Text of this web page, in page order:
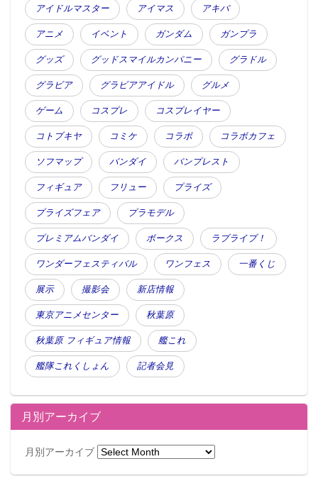
アイドルマスター アイマス アキバ
アニメ イベント ガンダム ガンプラ
グッズ グッドスマイルカンパニー グラドル
グラビア グラビアアイドル グルメ
ゲーム コスプレ コスプレイヤー
コトブキヤ コミケ コラボ コラボカフェ
ソフマップ バンダイ バンプレスト
フィギュア フリュー プライズ
プライズフェア プラモデル
プレミアムバンダイ ボークス ラブライブ！
ワンダーフェスティバル ワンフェス 一番くじ
展示 撮影会 新店情報
東京アニメセンター 秋葉原
秋葉原 フィギュア情報 艦これ
艦隊これくしょん 記者会見
月別アーカイブ
月別アーカイブ